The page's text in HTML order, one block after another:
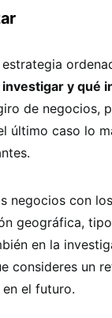
y qué
de negocios,
último caso lo
negocios con
geográfica,
en la
consideres un
el futuro.